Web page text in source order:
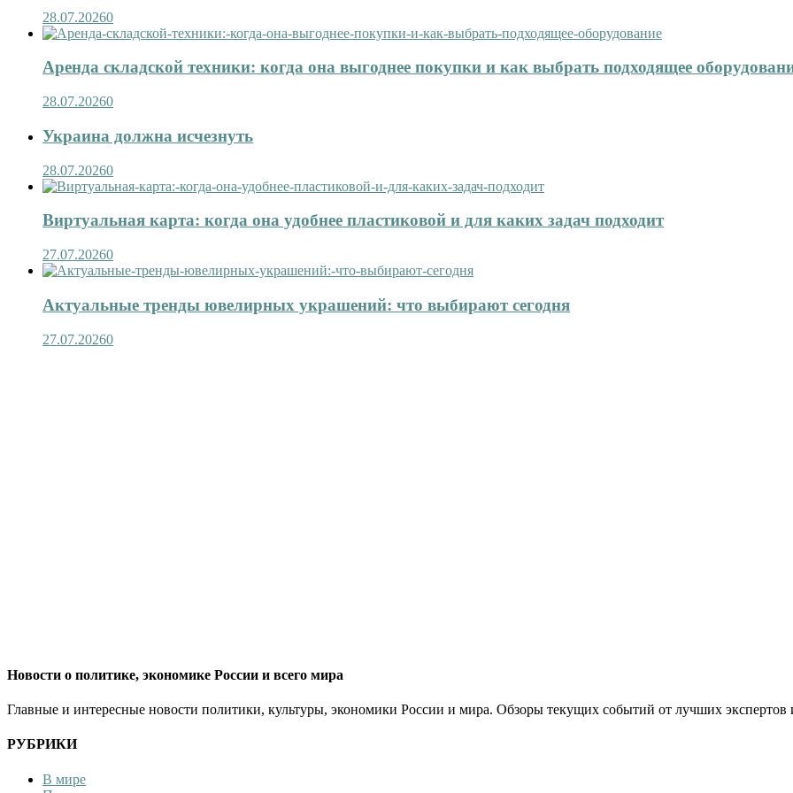
28.07.20260
Аренда складской техники: когда она выгоднее покупки и как выбрать подходящее
28.07.20260
Украина должна исчезнуть
28.07.20260
Виртуальная карта: когда она удобнее пластиковой и для каких задач подходит
27.07.20260
Актуальные тренды ювелирных украшений: что выбирают сегодня
27.07.20260
Новости о политике, экономике России и всего мира
Главные и интересные новости политики, культуры, экономики России и мира. Обзоры текущих событий от лучших экспертов
РУБРИКИ
В мире